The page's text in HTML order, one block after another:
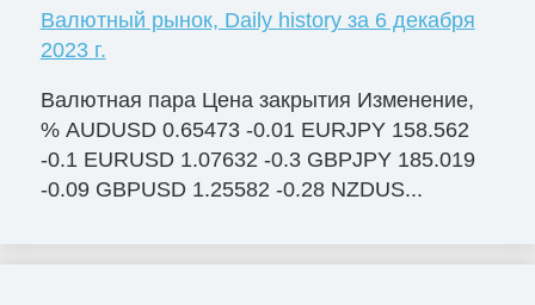
Валютный рынок, Daily history за 6 декабря
2023 г.
Валютная пара Цена закрытия Изменение,
% AUDUSD 0.65473 -0.01 EURJPY 158.562
-0.1 EURUSD 1.07632 -0.3 GBPJPY 185.019
-0.09 GBPUSD 1.25582 -0.28 NZDUS...